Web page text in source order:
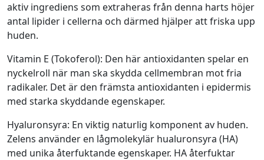
aktiv ingrediens som extraheras från denna harts höjer
antal lipider i cellerna och därmed hjälper att friska upp
huden.
Vitamin E (Tokoferol): Den här antioxidanten spelar en
nyckelroll när man ska skydda cellmembran mot fria
radikaler. Det är den främsta antioxidanten i epidermis
med starka skyddande egenskaper.
Hyaluronsyra: En viktig naturlig komponent av huden.
Zelens använder en lågmolekylär hualuronsyra (HA)
med unika återfuktande egenskaper. HA återfuktar